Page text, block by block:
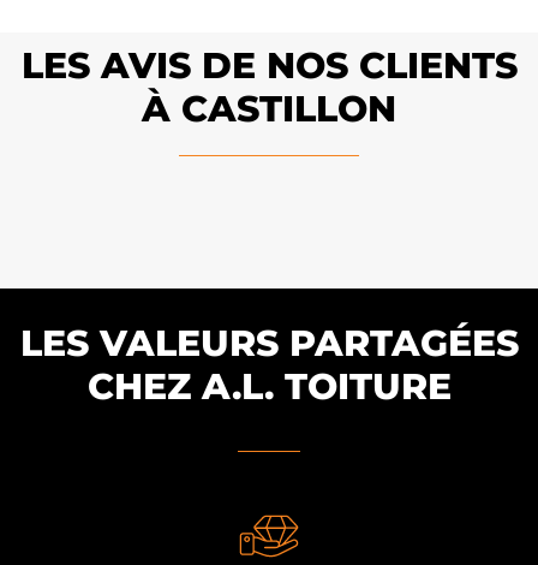
LES AVIS DE NOS CLIENTS
À CASTILLON
LES VALEURS PARTAGÉES
CHEZ A.L. TOITURE